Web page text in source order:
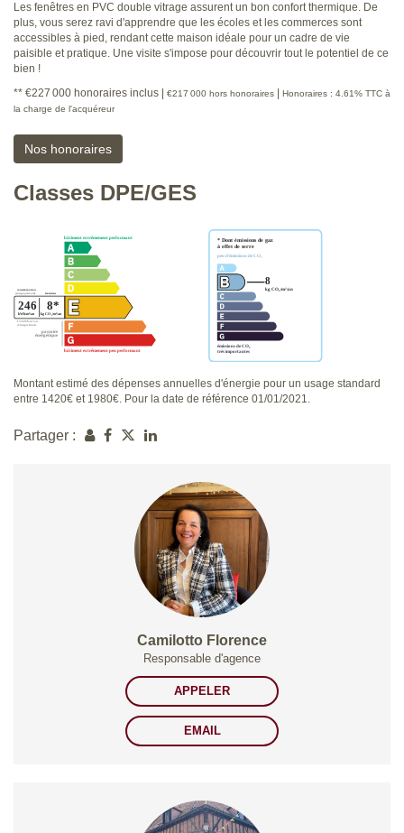
Les fenêtres en PVC double vitrage assurent un bon confort thermique. De
plus, vous serez ravi d'apprendre que les écoles et les commerces sont
accessibles à pied, rendant cette maison idéale pour un cadre de vie
paisible et pratique. Une visite s'impose pour découvrir tout le potentiel de ce
bien !
** €227 000 honoraires inclus €217 000 hors honoraires
Honoraires : 4.61% TTC à
la charge de l'acquéreur
Nos honoraires
Classes DPE/GES
Montant estimé des dépenses annuelles d'énergie pour un usage standard
entre 1420€ et 1980€. Pour la date de référence 01/01/2021.
Partager :
Camilotto Florence
Responsable d'agence
APPELER
EMAIL